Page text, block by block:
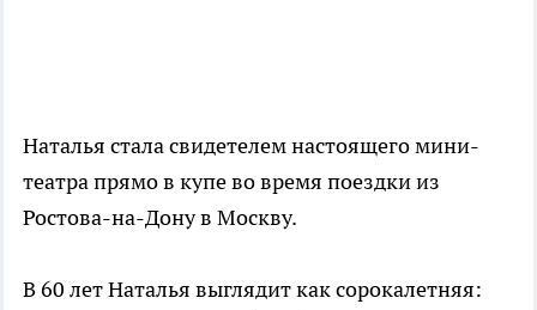
Наталья стала свидетелем настоящего мини-
театра прямо в купе во время поездки из
Ростова-на-Дону в Москву.
В 60 лет Наталья выглядит как сорокалетняя: